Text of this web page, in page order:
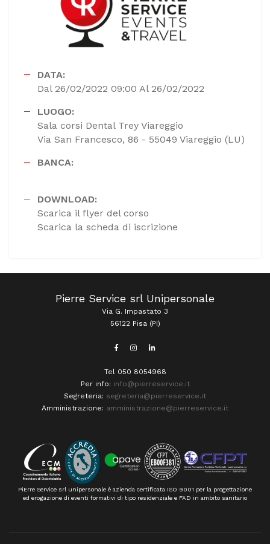
DATA:
Dal 26/02/2022 09:00 Al 26/02/2022
LUOGO:
Sala corsi Dental Trey Viareggio
Via San Francesco, 86 - 55049 Viareggio (LU)
BANCA:
DOWNLOAD:
Scarica il flyer del corso
Scarica la scheda di iscrizione
Pierre Service srl Unipersonale
Via G. Impastato 3
56122 Pisa (PI)
Tel 050 8054968
Per info: info@pierreservice.it
Segreteria: segreteria@pierreservice.it
Amministrazione: amministrazione@pierreservice.it
PiErre Service srl unipersonale è azienda certificata ISO 9001 per la progettazione
ed erogazione di eventi formativi di tipo residenziale e FAD in ambito sanitario